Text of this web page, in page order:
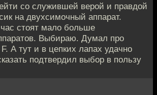
со служившей верой и правдой
на двухсимочный аппарат.
стоят мало больше
Выбираю. Думал про
А тут и в цепких лапах удачно
подтвердил выбор в пользу